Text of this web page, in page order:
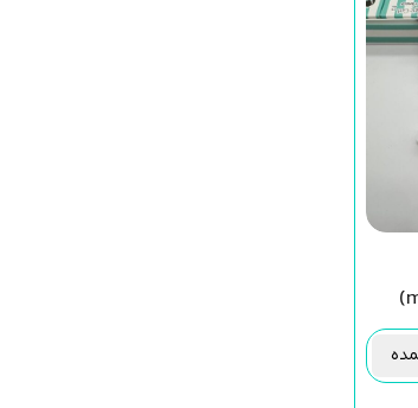
مصنوعی ) magic girl (f39)